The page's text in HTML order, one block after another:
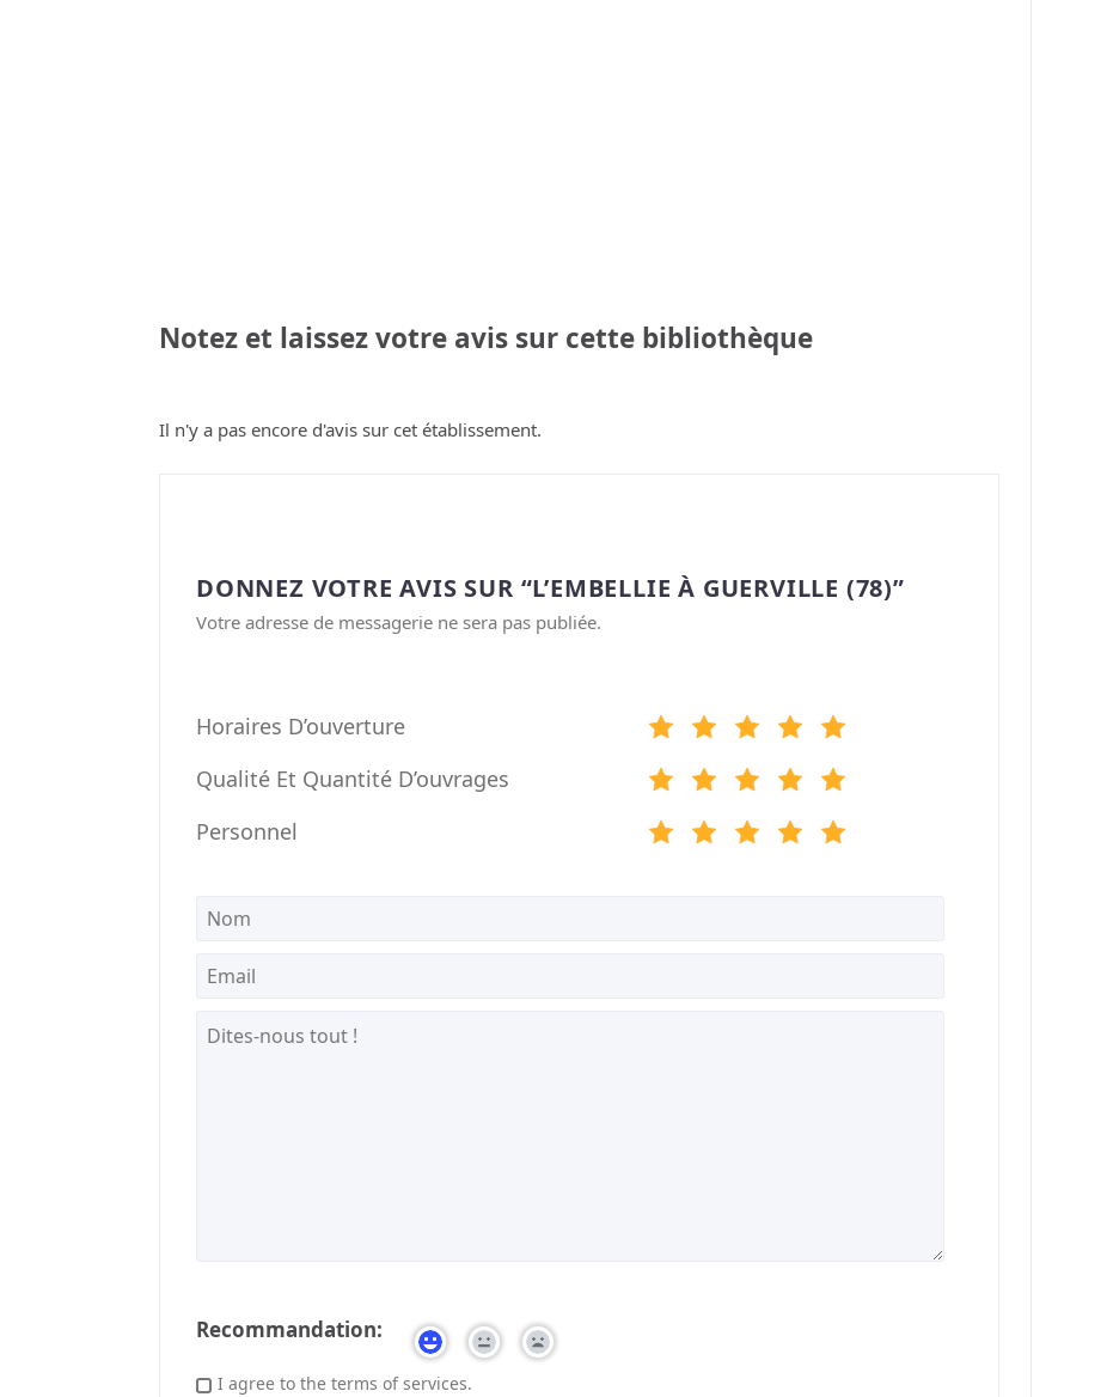
Notez et laissez votre avis sur cette bibliothèque
Il n'y a pas encore d'avis sur cet établissement.
DONNEZ VOTRE AVIS SUR “L’EMBELLIE À GUERVILLE (78)”
Votre adresse de messagerie ne sera pas publiée.
Horaires D’ouverture
Qualité Et Quantité D’ouvrages
Personnel
Recommandation:
I agree to the terms of services.